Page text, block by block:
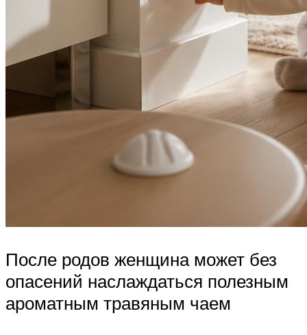
После родов женщина может без
опасений наслаждаться полезным
ароматным травяным чаем